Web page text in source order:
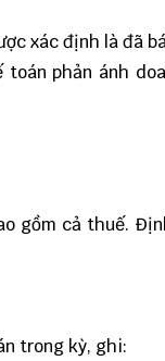
xác định là đã
phản ánh
gồm cả thuế.
trong kỳ, ghi: